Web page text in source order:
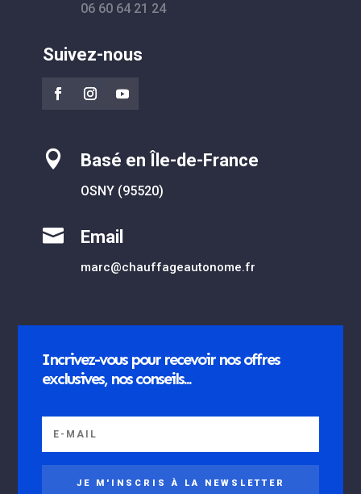
06 60 64 21 24
Suivez-nous
 Basé en Île-de-France
OSNY (95520)
 Email
marc@chauffageautonome.fr
Incrivez-vous pour recevoir nos offres
exclusives, nos conseils...
JE M'INSCRIS À LA NEWSLETTER